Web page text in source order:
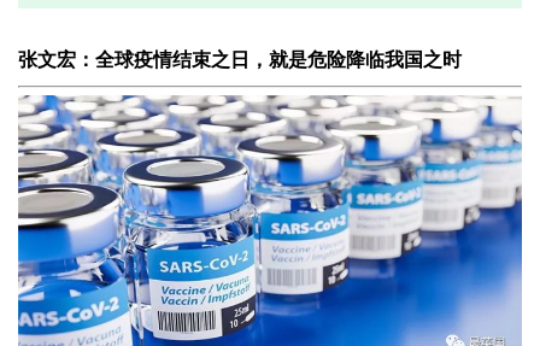
张文宏：全球疫情结束之日，就是危险降临我国之时